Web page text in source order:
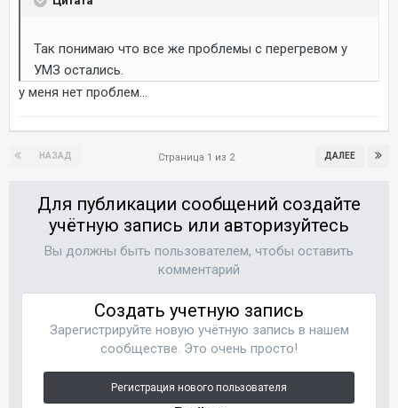
Так понимаю что все же проблемы с перегревом у
УМЗ остались.
у меня нет проблем...
НАЗАД ДАЛЕЕ
Страница 1 из 2
Для публикации сообщений создайте
учётную запись или авторизуйтесь
Вы должны быть пользователем, чтобы оставить
комментарий
Создать учетную запись
Зарегистрируйте новую учётную запись в нашем
сообществе. Это очень просто!
Регистрация нового пользователя